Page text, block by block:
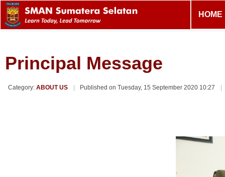
HOME
Principal Message
Category: ABOUT US Published on Tuesday, 15 September 2020 10:27